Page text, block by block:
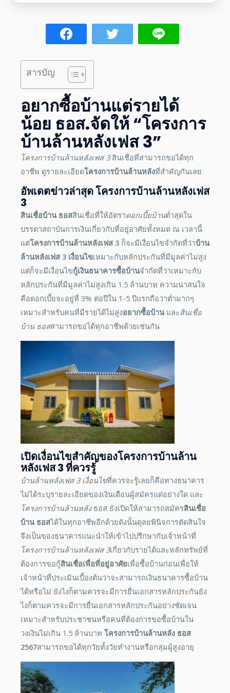
สารบัญ
อยากซื้อบ้านแต่รายได้
น้อย ธอส.จัดให้ “โครงการ
บ้านล้านหลังเฟส 3”
โครงการบ้านล้านหลังเฟส 3 สินเชื่อที่สามารถขอได้ทุก
อาชีพ ดูรายละเอียดโครงการบ้านล้านหลังที่สำคัญกันเลย
อัพเดตข่าวล่าสุดโครงการบ้านล้านหลังเฟส
3
สินเชื่อบ้าน ธอสสินเชื่อที่ให้อัตราดอกเบี้ยบ้านต่ำสุดใน
บรรดาสถาบันการเงินเกี่ยวกับที่อยู่อาศัยทั้งหมด ณ เวลานี้
แต่โครงการบ้านล้านหลังเฟส 3 ก็จะมีเงื่อนไขจำกัดที่ว่าบ้าน
ล้านหลังเฟส 3 เงื่อนไขเหมาะกับหลักประกันที่มีมูลค่าไม่สูง
แต่ก็จะมีเงื่อนไขกู้เงินธนาคารซื้อบ้านจำกัดที่ว่าเหมาะกับ
หลักประกันที่มีมูลค่าไม่สูงเกิน 1.5 ล้านบาท ความน่าสนใจ
คือดอกเบี้ยจะอยู่ที่ 3% ต่อปีใน 1-5 ปีแรกถือว่าต่ำมากๆ
เหมาะสำหรับคนที่มีรายได้ไม่สูงอยากซื้อบ้าน และสินเชื่อ
บ้าน ธอสสามารถขอได้ทุกอาชีพด้วยเช่นกัน
เปิดเงื่อนไขสำคัญของโครงการบ้านล้าน
หลังเฟส 3ที่ควรรู้
บ้านล้านหลังเฟส 3 เงื่อนไขที่ควรจะรู้เลยก็คือทางธนาคาร
ไม่ได้ระบุรายละเอียดของเงินเดือนผู้สมัครแต่อย่างใด และ
โครงการบ้านล้านหลังธอส ยังเปิดให้สามารถสมัครสินเชื่อ
บ้าน ธอสได้ในทุกอาชีพอีกด้วยดังนั้นดุลยพินิจการตัดสินใจ
จึงเป็นของธนาคารแนะนำให้เข้าไปปรึกษากับเจ้าหน้าที่
โครงการบ้านล้านหลังเฟส3เกี่ยวกับรายได้และหลักทรัพย์ที่
ต้องการขอกู้สินเชื่อเพื่อที่อยู่อาศัยเพื่อซื้อบ้านก่อนเพื่อให้
เจ้าหน้าที่ประเมินเบื้องต้นว่าจะสามารถเงินธนาคารซื้อบ้าน
ได้หรือไม่ ยังไงก็ตามควรจะมีการยื่นเอกสารหลักประกันยัง
ไงก็ตามควรจะมีการยื่นเอกสารหลักประกันอย่างชัดเจน
เหมาะสำหรับประชาชนหรือคนที่ต้องการขอซื้อบ้านใน
วงเงินไม่เกิน 1.5 ล้านบาท โครงการบ้านล้านหลัง ธอส
2567สามารถขอได้ทุกวัยทั้งวัยทำงานหรือกลุ่มผู้สูงอายุ